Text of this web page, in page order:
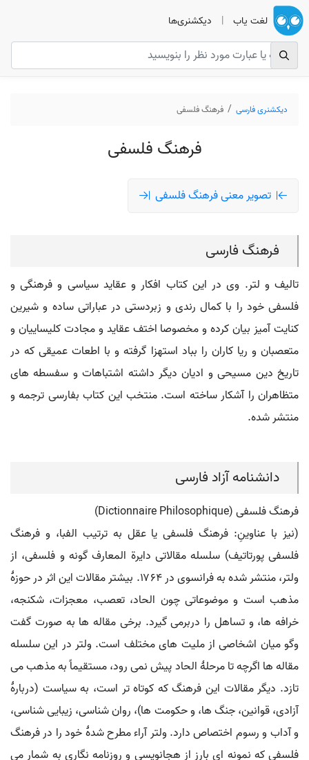
لغت یاب | دیکشنری‌ها
دیکشنری فارسی فرهنگ فلسفی
فرهنگ فلسفی
تصویر معنی فرهنگ فلسفی
فرهنگ فارسی
تالیف و لتر. وی در این کتاب افکار و عقاید سیاسی و فرهنگی و
فلسفی خود را با کمال رندی و زبردستی در عباراتی ساده و شیرین
کنایت آمیز بیان کرده و مخصوصا اختف عقاید و مجادت کلیساییان و
متعصبان و ریا کاران را بباد استهزا گرفته و با اطعات عمیقی که در
تاریخ دین مسیحی و ادیان دیگر داشته اشتباهات و سفسطه های
متظاهران را آشکار ساخته است. منتخب این کتاب بفارسی ترجمه و
منتشر شده.
دانشنامه آزاد فارسی
فرهنگ فلسفی (Dictionnaire Philosophique)
(نیز با عناوینِ: فرهنگ فلسفی یا عقل به ترتیب الفبا، و فرهنگ
فلسفی پورتاتیف) سلسله مقالاتی دایرة المعارف گونه و فلسفی، از
ولتر، منتشر شده به فرانسوی در ۱۷۶۴. بیشتر مقالات این اثر در حوزۀ
مذهب است و موضوعاتی چون الحاد، تعصب، معجزات، شکنجه،
خرافه ها، و تساهل را دربرمی گیرد. برخی مقاله ها به صورت گفت
وگو میان اشخاصی از ملیت های مختلف است. ولتر در این سلسله
مقاله ها اگرچه تا مرحلۀ الحاد پیش نمی رود، مستقیماً به مذهب می
تازد. دیگر مقالات این فرهنگ که کوتاه تر است، به سیاست (دربارۀ
آزادی، قوانین، جنگ ها، و حکومت ها)، روان شناسی، زیبایی شناسی،
و آداب و رسوم اختصاص دارد. ولتر آراء مطرح شدۀ خود را در فرهنگ
فلسفی که نمونه ای بارز از هجانویسی و روزنامه نگاری به شمار می